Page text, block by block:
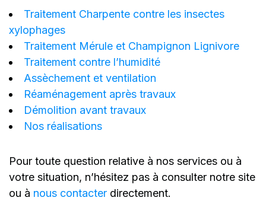
Traitement Charpente contre les insectes
xylophages
Traitement Mérule et Champignon Lignivore
Traitement contre l’humidité
Assèchement et ventilation
Réaménagement après travaux
Démolition avant travaux
Nos réalisations
Pour toute question relative à nos services ou à
votre situation, n’hésitez pas à consulter notre site
ou à nous contacter directement.